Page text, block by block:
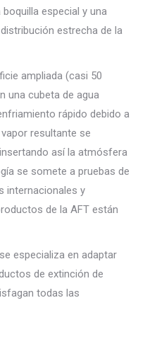
especial y una
estrecha de la
ampliada (casi 50
una cubeta de agua
rápido debido a
resultante se
así la atmósfera
se somete a pruebas de
internacionales y
de la AFT están
especializa en adaptar
de extinción de
todas las